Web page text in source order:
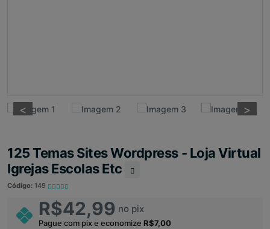
< >
< >
125 Temas Sites Wordpress - Loja Virtual
Igrejas Escolas Etc
Código: 149
R$42,99 no pix
Pague com pix e economize R$7,00